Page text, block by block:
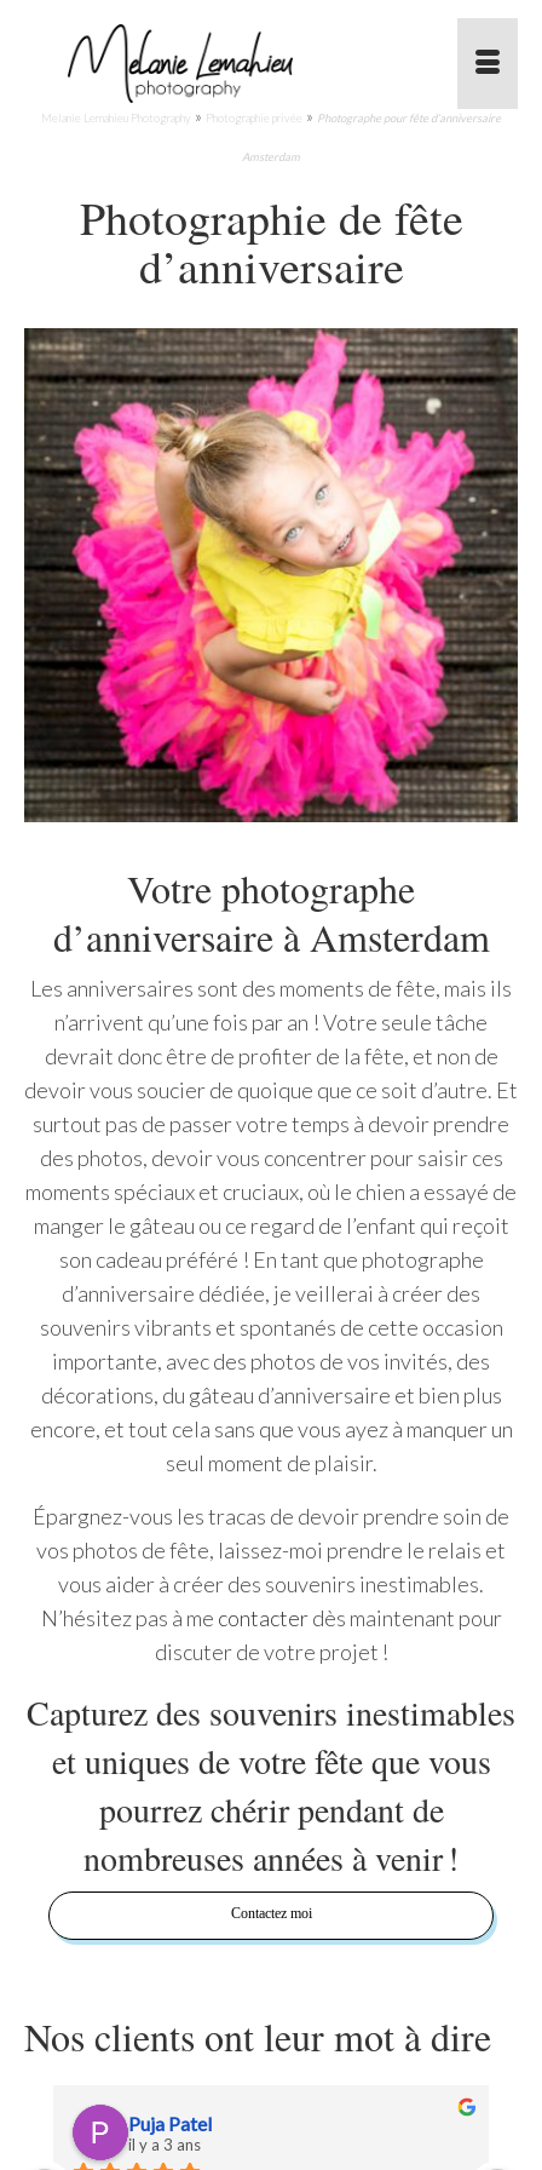
Melanie Lemahieu Photography » Photographie privée » Photographe pour fête d’anniversaire
Amsterdam
Photographie de fête
d’anniversaire
Votre photographe
d’anniversaire à Amsterdam
Les anniversaires sont des moments de fête, mais ils
n’arrivent qu’une fois par an ! Votre seule tâche
devrait donc être de profiter de la fête, et non de
devoir vous soucier de quoique que ce soit d’autre. Et
surtout pas de passer votre temps à devoir prendre
des photos, devoir vous concentrer pour saisir ces
moments spéciaux et cruciaux, où le chien a essayé de
manger le gâteau ou ce regard de l’enfant qui reçoit
son cadeau préféré ! En tant que photographe
d’anniversaire dédiée, je veillerai à créer des
souvenirs vibrants et spontanés de cette occasion
importante, avec des photos de vos invités, des
décorations, du gâteau d’anniversaire et bien plus
encore, et tout cela sans que vous ayez à manquer un
seul moment de plaisir.
Épargnez-vous les tracas de devoir prendre soin de
vos photos de fête, laissez-moi prendre le relais et
vous aider à créer des souvenirs inestimables.
N’hésitez pas à me contacterdès maintenant pour
discuter de votre projet !
Capturez des souvenirs inestimables
et uniques de votre fête que vous
pourrez chérir pendant de
nombreuses années à venir !
Contactez moi
Nos clients ont leur mot à dire
Anneke Davy
il y a 4 ans